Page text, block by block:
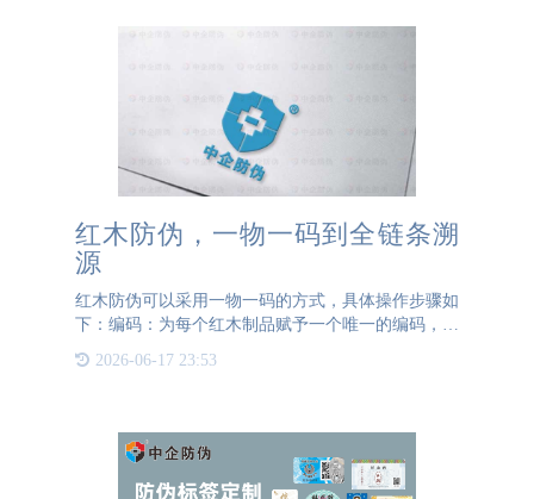
红木防伪，一物一码到全链条溯
源
红木防伪可以采用一物一码的方式，具体操作步骤如
下：编码：为每个红木制品赋予一个唯一的编码，可
识：将编码标识在红木制品上，可以通过贴纸、刻
2026-06-17 23:53